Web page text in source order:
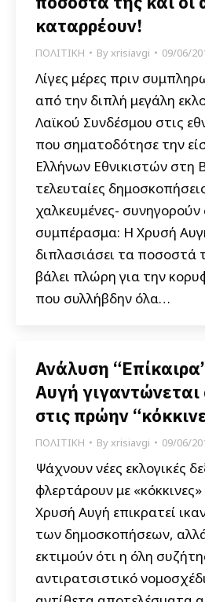
καταρρέουν!
ΠΟΛΙΤΙΚΗ Byxrisiavgi 09/06/
Λίγες μέρες πριν
από την διπλή μεγάλη
Λαϊκού Συνδέσμου στις
που σηματοδότησε την
Ελλήνων Εθνικιστών στη
τελευταίες
χαλκευμένες- συνηγορούν
συμπέρασμα: Η Χρυσή
διπλασιάσει τα ποσοστά
βάλει πλώρη για την
που συλλήβδην όλα…
Ανάλυση
Αυγή
στις πρώην
ΠΟΛΙΤΙΚΗ Byxrisiavgi 09/06/
Ψάχνουν νέες εκλογικές
φλερτάρουν με «κόκκινες»
Χρυσή Αυγή επικρατεί
των δημοσκοπήσεων, αλλά
εκτιμούν ότι η όλη
αντιρατσιστικό